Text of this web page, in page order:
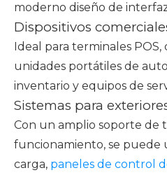
moderno diseño de
Dispositivos
Ideal para terminales POS,
unidades portátiles de
inventario y equipos de
Sistemas para
Con un amplio soporte de
funcionamiento, se puede
carga, paneles de control